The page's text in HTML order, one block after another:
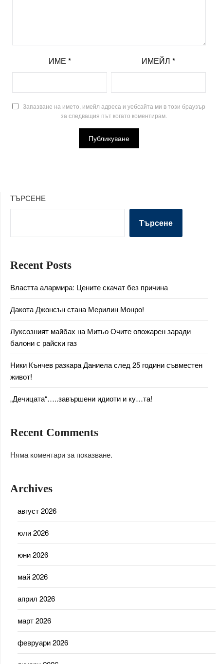
ИМЕ * ИМЕЙЛ *
Запазване на името, имейл адреса и уебсайта ми в този браузър
за следващия път когато коментирам.
ТЪРСЕНЕ
Търсене
Recent Posts
Властта алармира: Цените скачат без причина
Дакота Джонсън стана Мерилин Монро!
Луксозният майбах на Митьо Очите опожарен заради
балони с райски газ
Ники Кънчев разкара Даниела след 25 години съвместен
живот!
„Дечицата“…..завършени идиоти и ку…та!
Recent Comments
Няма коментари за показване.
Archives
август 2026
юли 2026
юни 2026
май 2026
април 2026
март 2026
февруари 2026